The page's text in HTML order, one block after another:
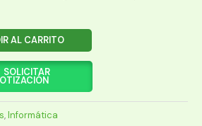
AL CARRITO
SOLICITAR
,Informática